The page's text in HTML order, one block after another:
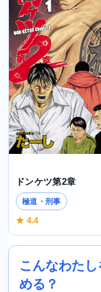
ドンケツ第2章
極道・刑事
★ 4.4
こんなわた
める？